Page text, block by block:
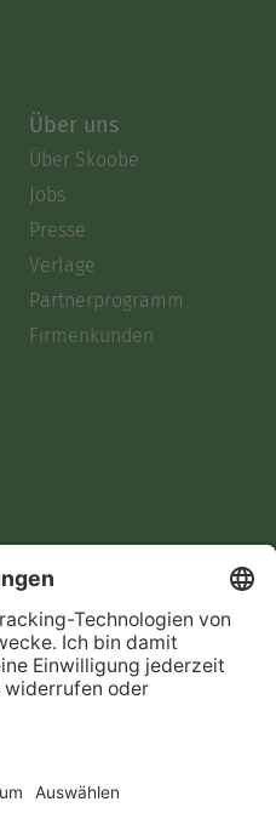
Über uns
Über Skoobe
Jobs
Presse
Verlage
Partnerprogramm
Firmenkunden